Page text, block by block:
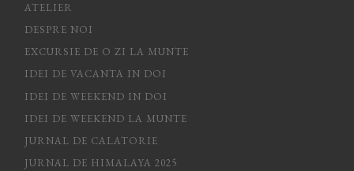
ATELIER
DESPRE NOI
EXCURSIE DE O ZI LA MUNTE
IDEI DE VACANTA IN DOI
IDEI DE WEEKEND IN DOI
IDEI DE WEEKEND LA MUNTE
JURNAL DE CALATORIE
JURNAL DE HIMALAYA 2025